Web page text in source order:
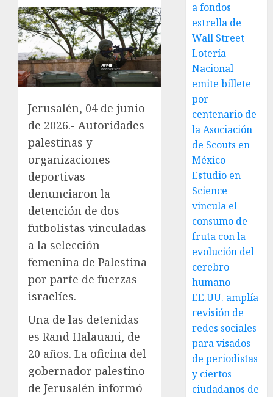
Jerusalén, 04 de junio
de 2026.- Autoridades
palestinas y
organizaciones
deportivas
denunciaron la
detención de dos
futbolistas vinculadas
a la selección
femenina de Palestina
por parte de fuerzas
israelíes.
Una de las detenidas
es Rand Halauani, de
20 años. La oficina del
gobernador palestino
de Jerusalén informó
a fondos
estrella de
Wall Street
Lotería
Nacional
emite billete
por
centenario de
la Asociación
de Scouts en
México
Estudio en
Science
vincula el
consumo de
fruta con la
evolución del
cerebro
humano
EE.UU. amplía
revisión de
redes sociales
para visados
de periodistas
y ciertos
ciudadanos de